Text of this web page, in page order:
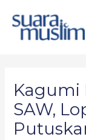
content
Kagumi
SAW,